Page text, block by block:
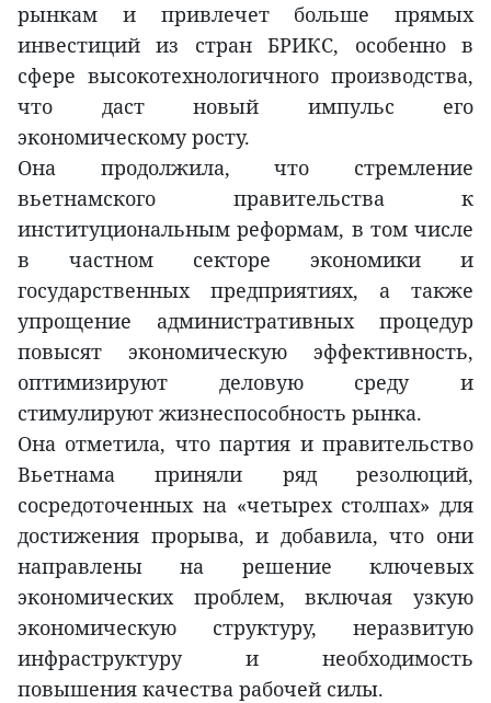
рынкам и привлечет больше прямых
инвестиций из стран БРИКС, особенно в
сфере высокотехнологичного производства,
что даст новый импульс его
экономическому росту.
Она продолжила, что стремление
вьетнамского правительства к
институциональным реформам, в том числе
в частном секторе экономики и
государственных предприятиях, а также
упрощение административных процедур
повысят экономическую эффективность,
оптимизируют деловую среду и
стимулируют жизнеспособность рынка.
Она отметила, что партия и правительство
Вьетнама приняли ряд резолюций,
сосредоточенных на «четырех столпах» для
достижения прорыва, и добавила, что они
направлены на решение ключевых
экономических проблем, включая узкую
экономическую структуру, неразвитую
инфраструктуру и необходимость
повышения качества рабочей силы.